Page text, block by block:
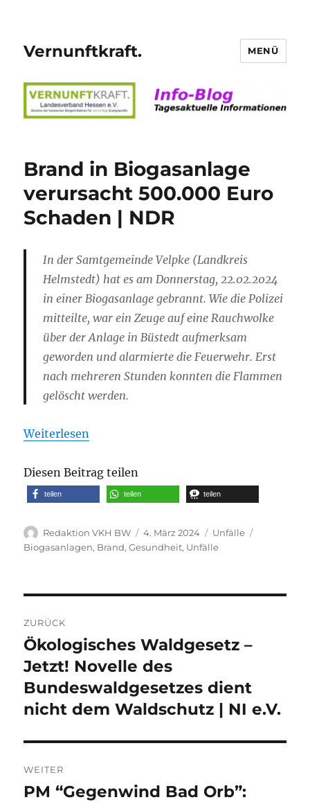
Vernunftkraft. MENÜ
Brand in Biogasanlage
verursacht 500.000 Euro
Schaden | NDR
In der Samtgemeinde Velpke (Landkreis
Helmstedt) hat es am Donnerstag, 22.02.2024
in einer Biogasanlage gebrannt. Wie die Polizei
mitteilte, war ein Zeuge auf eine Rauchwolke
über der Anlage in Büstedt aufmerksam
geworden und alarmierte die Feuerwehr. Erst
nach mehreren Stunden konnten die Flammen
gelöscht werden.
Weiterlesen
Diesen Beitrag teilen
teilen teilen teilen
Autor
Redaktion VKH BW
Veröffentlicht
am
4. März 2024 Kategorien
Unfälle
Biogasanlagen, Brand,Gesundheit, Unfälle
ZURÜCK
Vorheriger
Beitrag:
Ökologisches Waldgesetz –
Jetzt! Novelle des
Bundeswaldgesetzes dient
nicht dem Waldschutz | NI e.V.
WEITER
Nächster
PM “Gegenwind Bad Orb”: